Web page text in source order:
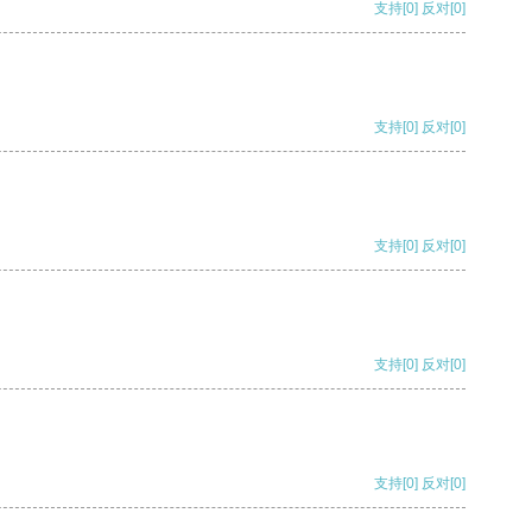
支持[0] 反对[0]
支持[0] 反对[0]
支持[0] 反对[0]
支持[0] 反对[0]
支持[0] 反对[0]